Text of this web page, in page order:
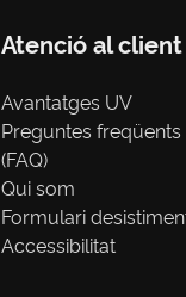
Atenció al client
Avantatges UV
Preguntes freqüents
(FAQ)
Qui som
Formulari
Accessibilitat